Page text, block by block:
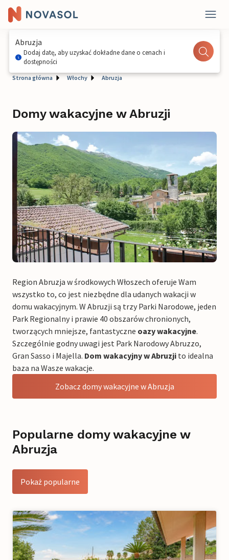
Abruzja
Dodaj datę, aby uzyskać dokładne dane o cenach i
dostępności
Strona główna Włochy Abruzja
Domy wakacyjne w Abruzji
Region Abruzja w środkowych Włoszech oferuje Wam
wszystko to, co jest niezbędne dla udanych wakacji w
domu wakacyjnym. W Abruzji są trzy Parki Narodowe, jeden
Park Regionalny i prawie 40 obszarów chronionych,
tworzących mniejsze, fantastyczne oazy wakacyjne.
Szczególnie godny uwagi jest Park Narodowy Abruzzo,
Gran Sasso i Majella. Dom wakacyjny w Abruzji to idealna
baza na Wasze wakacje.
Zobacz domy wakacyjne w Abruzja
Popularne domy wakacyjne w
Abruzja
Pokaż popularne